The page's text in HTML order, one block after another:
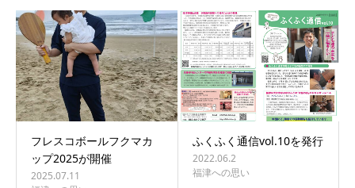
フレスコボールフクマカ
ップ2025が開催
2025.07.11
ふくふく通信vol.10を発行
2022.06.2
福津への思い